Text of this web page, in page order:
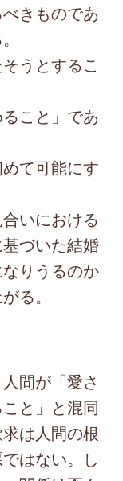
きものであ
うとするこ
こと」であ
て可能にす
いにおける
づいた結婚
りうるのか
る。
間が「愛さ
と」と混同
は人間の根
はない。し